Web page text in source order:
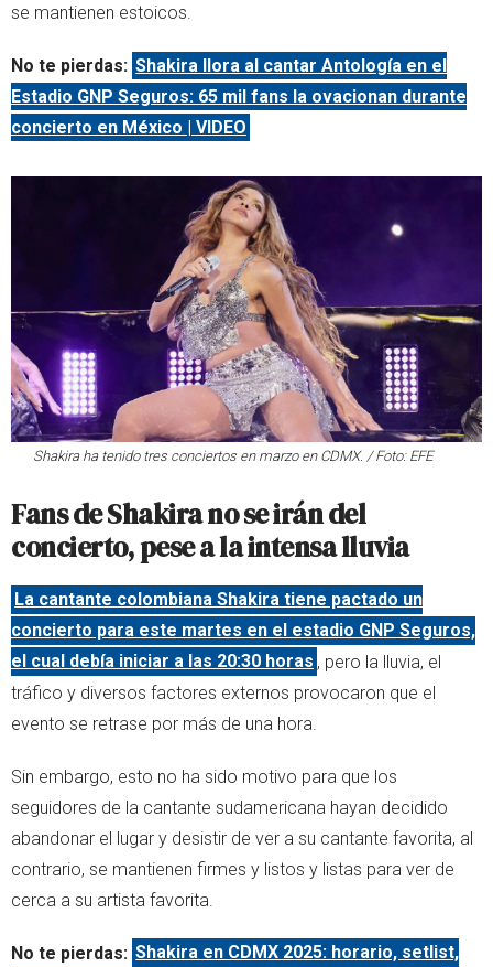
se mantienen estoicos.
No te pierdas: Shakira llora al cantar Antología en el
Estadio GNP Seguros: 65 mil fans la ovacionan durante
concierto en México | VIDEO
Shakira ha tenido tres conciertos en marzo en CDMX. / Foto: EFE
Fans de Shakira no se irán del
concierto, pese a la intensa lluvia
La cantante colombiana Shakira tiene pactado un
concierto para este martes en el estadio GNP Seguros,
el cual debía iniciar a las 20:30 horas , pero la lluvia, el
tráfico y diversos factores externos provocaron que el
evento se retrase por más de una hora.
Sin embargo, esto no ha sido motivo para que los
seguidores de la cantante sudamericana hayan decidido
abandonar el lugar y desistir de ver a su cantante favorita, al
contrario, se mantienen firmes y listos y listas para ver de
cerca a su artista favorita.
No te pierdas: Shakira en CDMX 2025: horario, setlist,